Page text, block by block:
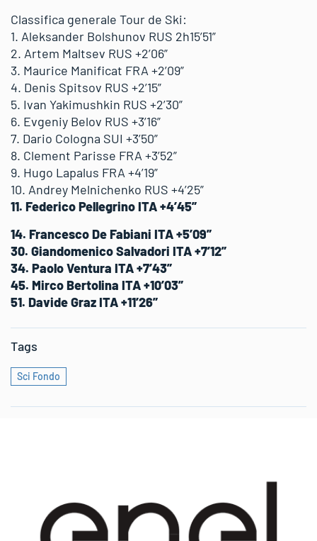
Classifica generale Tour de Ski:
1. Aleksander Bolshunov RUS 2h15’51”
2. Artem Maltsev RUS +2’06”
3. Maurice Manificat FRA +2’09”
4. Denis Spitsov RUS +2’15”
5. Ivan Yakimushkin RUS +2’30”
6. Evgeniy Belov RUS +3’16”
7. Dario Cologna SUI +3’50”
8. Clement Parisse FRA +3’52”
9. Hugo Lapalus FRA +4’19”
10. Andrey Melnichenko RUS +4’25”
11. Federico Pellegrino ITA +4’45”
14. Francesco De Fabiani ITA +5’09”
30. Giandomenico Salvadori ITA +7’12”
34. Paolo Ventura ITA +7’43”
45. Mirco Bertolina ITA +10’03”
51. Davide Graz ITA +11’26”
Tags
Sci Fondo